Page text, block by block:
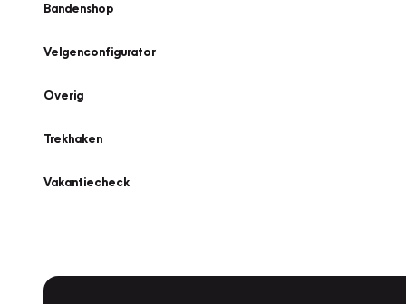
Bandenshop
Velgenconfigurator
Overig
Trekhaken
Vakantiecheck